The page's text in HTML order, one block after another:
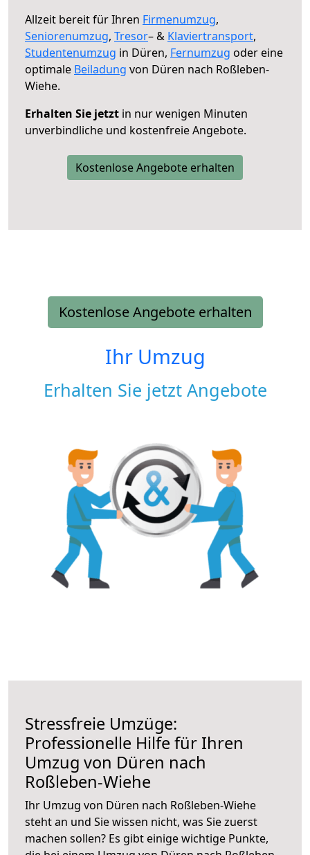
Allzeit bereit für Ihren Firmenumzug,
Seniorenumzug, Tresor– & Klaviertransport,
Studentenumzug in Düren, Fernumzug oder eine
optimale Beiladung von Düren nach Roßleben-
Wiehe.
Erhalten Sie jetzt in nur wenigen Minuten
unverbindliche und kostenfreie Angebote.
Kostenlose Angebote erhalten
Kostenlose Angebote erhalten
Ihr Umzug
Erhalten Sie jetzt Angebote
Stressfreie Umzüge:
Professionelle Hilfe für Ihren
Umzug von Düren nach
Roßleben-Wiehe
Ihr Umzug von Düren nach Roßleben-Wiehe
steht an und Sie wissen nicht, was Sie zuerst
machen sollen? Es gibt einige wichtige Punkte,